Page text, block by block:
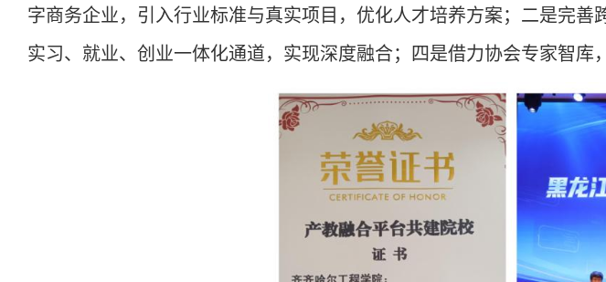
字商务企业，引入行业标准与真实项目，优化人才培养方案；二是完
实习、就业、创业一体化通道，实现深度融合；四是借力协会专家智库